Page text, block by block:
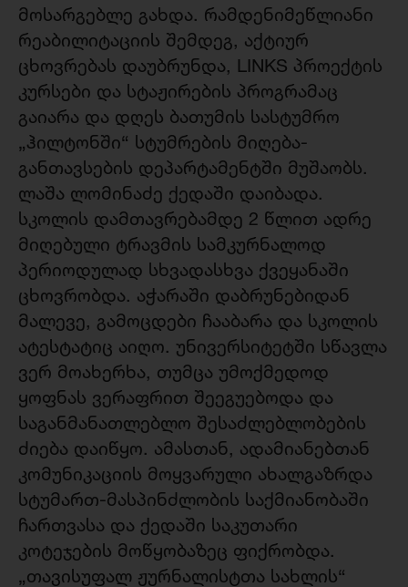
მოსარგებლე გახდა. რამდენიმეწლიანი
რეაბილიტაციის შემდეგ, აქტიურ
ცხოვრებას დაუბრუნდა, LINKS პროექტის
კურსები და სტაჟირების პროგრამაც
გაიარა და დღეს ბათუმის სასტუმრო
„ჰილტონში“ სტუმრების მიღება-
განთავსების დეპარტამენტში მუშაობს.
ლაშა ლომინაძე ქედაში დაიბადა.
სკოლის დამთავრებამდე 2 წლით ადრე
მიღებული ტრავმის სამკურნალოდ
პერიოდულად სხვადასხვა ქვეყანაში
ცხოვრობდა. აჭარაში დაბრუნებიდან
მალევე, გამოცდები ჩააბარა და სკოლის
ატესტატიც აიღო. უნივერსიტეტში სწავლა
ვერ მოახერხა, თუმცა უმოქმედოდ
ყოფნას ვერაფრით შეეგუებოდა და
საგანმანათლებლო შესაძლებლობების
ძიება დაიწყო. ამასთან, ადამიანებთან
კომუნიკაციის მოყვარული ახალგაზრდა
სტუმართ-მასპინძლობის საქმიანობაში
ჩართვასა და ქედაში საკუთარი
კოტეჯების მოწყობაზეც ფიქრობდა.
„თავისუფალ ჟურნალისტთა სახლის“